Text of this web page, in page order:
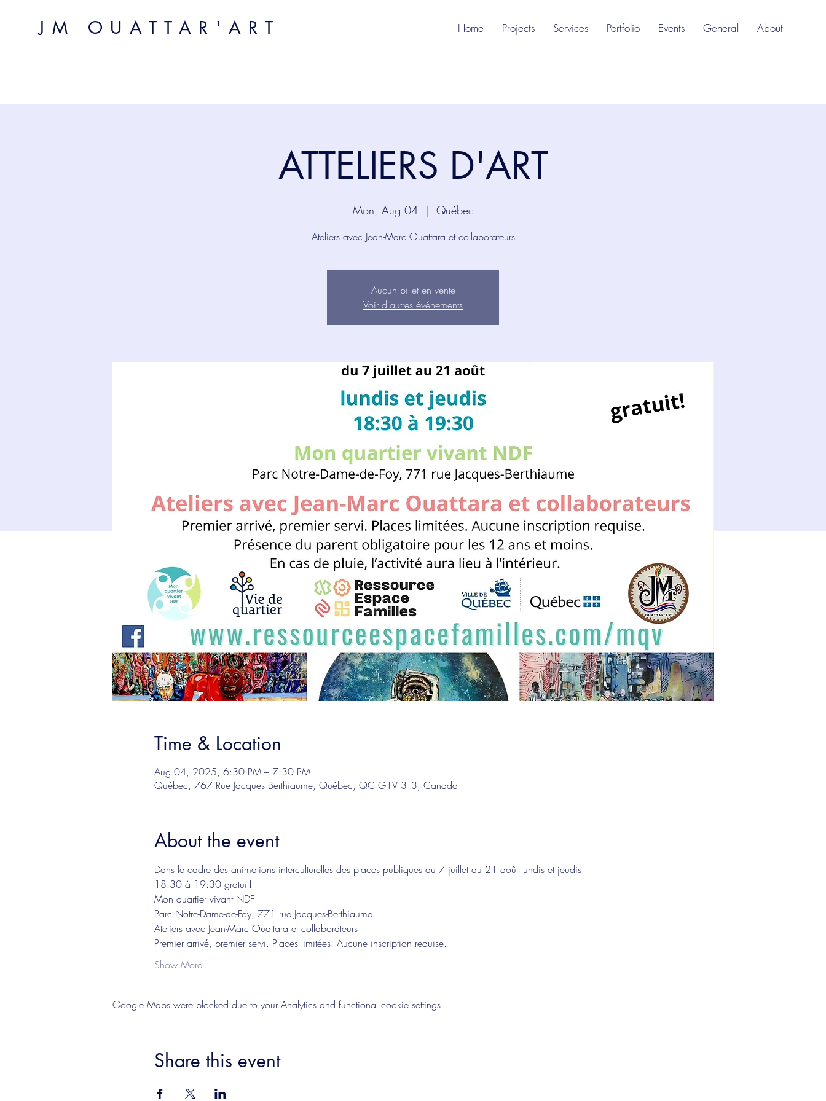
JM OUATTAR'ART Home Projects Services Portfolio Events General About
ATTELIERS D'ART
Mon, Aug 04
  |
Québec
Ateliers avec Jean-Marc Ouattara et collaborateurs
Aucun billet en vente
Voir d'autres événements
Time & Location
Aug 04, 2025, 6:30 PM – 7:30 PM
Québec, 767 Rue Jacques Berthiaume, Québec, QC G1V 3T3, Canada
About the event
Dans le cadre des animations interculturelles des places publiques du 7 juillet au 21 août lundis et jeudis
18:30 à 19:30 gratuit!
Mon quartier vivant NDF
Parc Notre-Dame-de-Foy, 771 rue Jacques-Berthiaume
Ateliers avec Jean-Marc Ouattara et collaborateurs
Premier arrivé, premier servi. Places limitées. Aucune inscription requise.
Show More
Google Maps were blocked due to your Analytics and functional cookie settings.
Share this event